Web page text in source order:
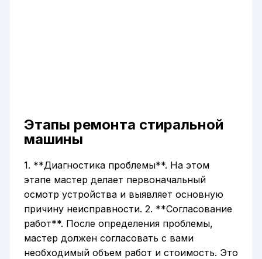
Этапы ремонта стиральной
машины
1. **Диагностика проблемы**. На этом
этапе мастер делает первоначальный
осмотр устройства и выявляет основную
причину неисправности. 2. **Согласование
работ**. После определения проблемы,
мастер должен согласовать с вами
необходимый объем работ и стоимость. Это